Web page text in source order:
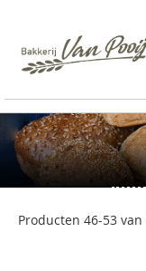
de
inhoud
Producten 46-53 van